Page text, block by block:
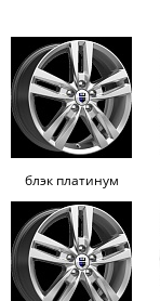
блэк платинум